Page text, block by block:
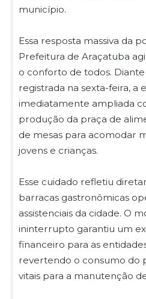
município.
Essa resposta massiva da
Prefeitura de Araçatuba
o conforto de todos.
registrada na sexta-feira, a
imediatamente ampliada
produção da praça de
de mesas para acomodar
jovens e crianças.
Esse cuidado refletiu
barracas gastronômicas
assistenciais da cidade. O
ininterrupto garantiu um
financeiro para as
revertendo o consumo do
vitais para a manutenção